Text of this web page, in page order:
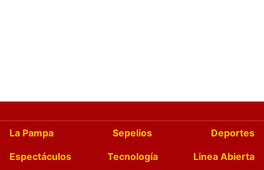
La Pampa Sepelios
Deportes
Espectáculos
Tecnología
Linea Abierta